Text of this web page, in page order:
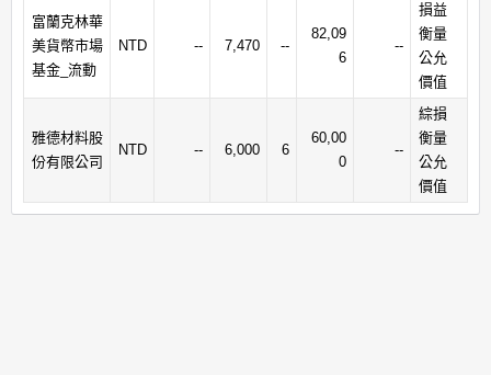
富蘭克林華
美貨幣市場
基金_流動
NTD -- 7,470 --
82,09
6
--
損益
衡量
公允
價值
雅德材料股
份有限公司
NTD -- 6,000 6
60,00
0
--
綜損
衡量
公允
價值